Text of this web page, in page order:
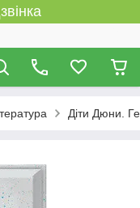
Діти Дюни.